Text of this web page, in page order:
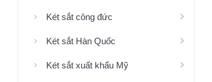
Két sắt công đức
Két sắt Hàn Quốc
Két sắt xuất khẩu Mỹ